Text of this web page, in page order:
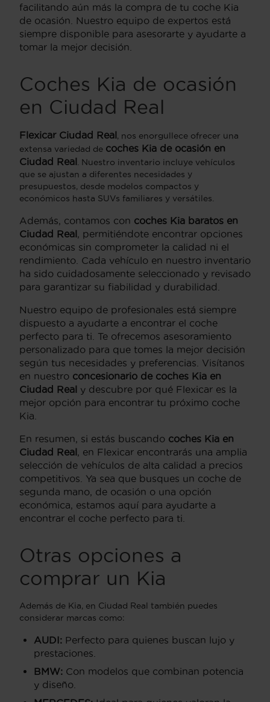
facilitando aún más la compra de tu coche Kia
de ocasión. Nuestro equipo de expertos está
siempre disponible para asesorarte y ayudarte a
tomar la mejor decisión.
Coches Kia de ocasión
en Ciudad Real
Flexicar Ciudad Real, nos enorgullece ofrecer una
extensa variedad de coches Kia de ocasión en
Ciudad Real . Nuestro inventario incluye vehículos
que se ajustan a diferentes necesidades y
presupuestos, desde modelos compactos y
económicos hasta SUVs familiares y versátiles.
Además, contamos con coches Kia baratos en
Ciudad Real , permitiéndote encontrar opciones
económicas sin comprometer la calidad ni el
rendimiento. Cada vehículo en nuestro inventario
ha sido cuidadosamente seleccionado y revisado
para garantizar su fiabilidad y durabilidad.
Nuestro equipo de profesionales está siempre
dispuesto a ayudarte a encontrar el coche
perfecto para ti. Te ofrecemos asesoramiento
personalizado para que tomes la mejor decisión
según tus necesidades y preferencias. Visítanos
en nuestro concesionario de coches Kia en
Ciudad Real y descubre por qué Flexicar es la
mejor opción para encontrar tu próximo coche
Kia.
En resumen, si estás buscando coches Kia en
Ciudad Real , en Flexicar encontrarás una amplia
selección de vehículos de alta calidad a precios
competitivos. Ya sea que busques un coche de
segunda mano, de ocasión o una opción
económica, estamos aquí para ayudarte a
encontrar el coche perfecto para ti.
Otras opciones a
comprar un Kia
Además de Kia, en Ciudad Real también puedes
considerar marcas como:
AUDI: Perfecto para quienes buscan lujo y
prestaciones.
BMW: Con modelos que combinan potencia
y diseño.